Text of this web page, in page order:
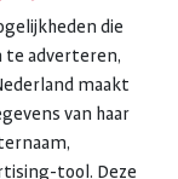
die
te adverteren,
maakt
van haar
tool. Deze